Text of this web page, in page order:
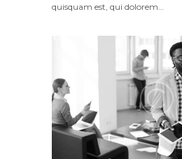
quisquam est, qui dolorem…